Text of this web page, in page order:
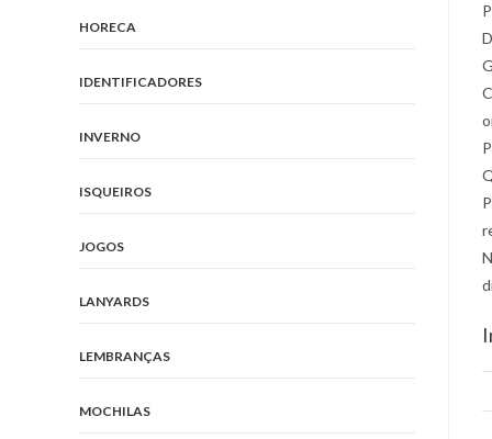
HORECA
IDENTIFICADORES
INVERNO
ISQUEIROS
JOGOS
LANYARDS
LEMBRANÇAS
MOCHILAS